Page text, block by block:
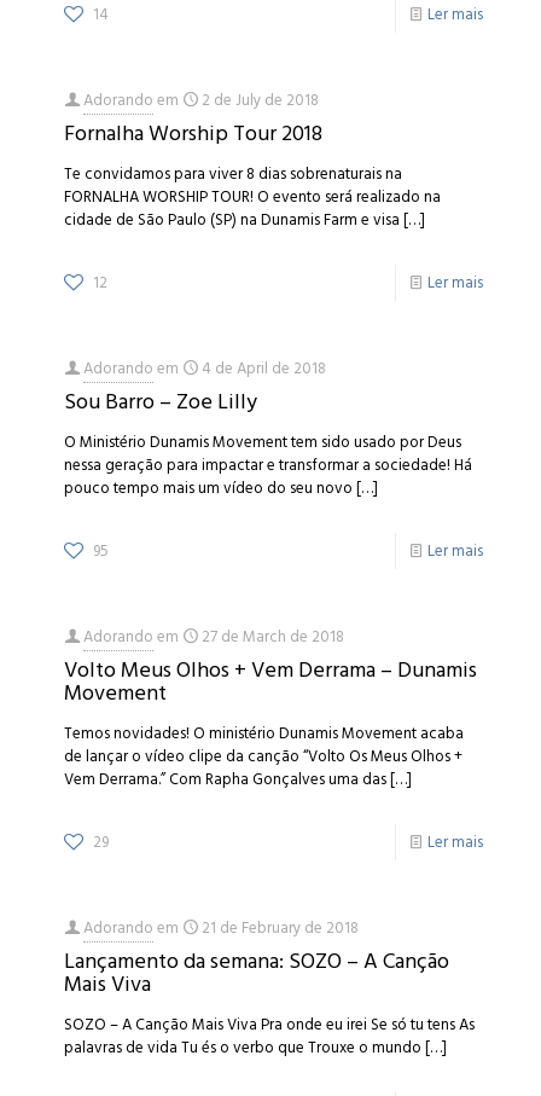
14 Ler mais
Adorandoem 2 de July de 2018
Fornalha Worship Tour 2018
Te convidamos para viver 8 dias sobrenaturais na
FORNALHA WORSHIP TOUR! O evento será realizado na
cidade de São Paulo (SP) na Dunamis Farm e visa[…]
12 Ler mais
Adorandoem 4 de April de 2018
Sou Barro – Zoe Lilly
O Ministério Dunamis Movement tem sido usado por Deus
nessa geração para impactar e transformar a sociedade! Há
pouco tempo mais um vídeo do seu novo[…]
95 Ler mais
Adorandoem 27 de March de 2018
Volto Meus Olhos + Vem Derrama – Dunamis
Movement
Temos novidades! O ministério Dunamis Movement acaba
de lançar o vídeo clipe da canção “Volto Os Meus Olhos +
Vem Derrama.” Com Rapha Gonçalves uma das[…]
29 Ler mais
Adorandoem 21 de February de 2018
Lançamento da semana: SOZO – A Canção
Mais Viva
SOZO – A Canção Mais Viva Pra onde eu irei Se só tu tens As
palavras de vida Tu és o verbo que Trouxe o mundo[…]